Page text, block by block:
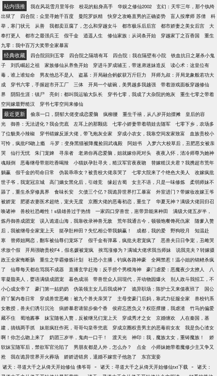
人。红绳糯米今犹在，不见当年林道人！万界祖师九
叔又添新弟子——林洛！—iii—
站内强推 我在风花雪月里等你 校花的贴身高手 华娱之修仙2002
玄幻：天牢三年，那个纨绔
出狱了
四合院：众里寻她千百度 曼陀罗妖精 快穿之攻略直男的正确姿势 盲人按摩师 苏倩
科
举，寒门状元
从善 我都卖豆腐了，怎么和穿越女斗 都市极乐后后宫 都市娇妻之美女后宫
大
奉打更人
都市之最强兵王 假千金 逍遥人生 修仙家族：从词条开始 穿越家丁之百香国
重生
九零：我中百万大奖带全家暴富
经典收藏 四合院回到五零 四合院之隔墙有耳 四合院：我在隔壁有小院
铁血抗日之屠杀小鬼
子
刘氏崛起之祖 家族修仙从养鱼开始 穿进斗罗成辅王，带迷弟迷妹造反
读心术：这皇位有
毒，谁上谁短命
男友他总不是人 盗墓：开局融合蚂蚁获万斤巨力
拜师九叔：开局龙象般若功大
成
穿书六零，手握超市开工厂 三体 开局一个破碗，美男越多我越强
带着游戏面板穿越修仙
界
阴阳生涯：镇尸 亮剑：都叫我运输大队长 穿书七零，我成了大杂院的炮灰
重生七零之带着
空间嫁最野糙汉
穿书七零空间来修仙
最近更新 偷亲一口，阴郁大佬变成恋爱脑 疯柳腰 重生千禧，从八岁开始摆摊
皇后的容
光
御兽：无法进化？我会兜底 左耳上的那颗痣 七零小娇妻带着萌娃去随军
七零下乡，农场多
了位貌美小辣椒
穿书错嫁反派大佬，带飞炮灰全家 穿成小农女，我靠空间发家致富
血族贵校小
可怜，疯批F5吻上瘾
斗罗：变身黑猫被降魔捡回武魂殿 阿姐书
入梦六大校草后，丑肥恶女被亲
哭
仙行无忧 朱门宠婢 寻亲者 老弟你再恋爱脑，姐就嫁你死对头
夜夜入怀，清冷师尊为她神
魂颠倒
恶毒继母带崽吃香喝辣 小猫妖孕肚寻夫，糙汉军官夜夜吻
替嫁糙汉夫君？我携超市荒年
躺赢
假千金的苟命日常 伪装乖乖女？被贵校大佬亲哭了 七零大院来了个绝色大美人
改嫁疯批
世子爷，我宠冠京城
高门嫡女黑化后，引雄竞 缘起古蜀 女主不语，只是一味修炼
柔弱师妹不
舔了，重生杀穿修真界
食味长安 欠债三个亿？我诡异世界打工暴富
外室进门？带嫁妆改嫁王爷
被娇宠
肥婆农妻医术超绝，宠夫无度 京圈大佬的恶毒初恋，重生了
华夏无神？满级大佬回归召
唤诸神
兽校社恐雌性！s级雄兽过于热情 一家四口穿兽世，崽带异能来种田
满级大佬五岁半，
炼丹御兽成团宠
误入诡道山海，我靠收录神兽无敌 荒年我通古今，顿顿饱餐馋死仇家
随爹入赘
后，我被继母全家宠上天
挺孕肚种田？失忆相公带我躺赢！ 成都，我的爱 野狗咬月
知温赴
寒
替师姐网恋，翻车被仙尊们宠坏了 假千金有弹幕，疯批夫君宠疯了
恶兽夫日日争宠，丑雌哭
求放个假
开局强吻贵校F4，假名媛被宠疯 挨骂涨修为？满城大佬求我当师妹
说我克夫？转嫁摄
政王全家悔断肠
重生之学霸修炼计划 社恐小主播，钓疯各路神豪
全网禁惹！温小姐的锦鲤杀疯
了
仙尊每天都在骂我不成器 直播玄学赶海：反手捞个男模海神 豪门虐爱：恶魔夜少太撩人
八
零凝脂美人，婴语满级成团宠
暮色成溺 带兽世众人回现代，开动物园爆火
别人政斗我招工，不
小心成女帝了
豪门第一姑奶奶 伪装领主女儿后我成神了 诡异职场：陈护士又来值夜班了
国公
府丫鬟内卷日常
穿成兽世恶雌：被九个兽夫亲哭了 主母变豪门后妈，靠武力征服全家
兽校钓系
女教授，兽夫们诱引沉沦
病娇暴君请留步偷个香 侯府忘恩负义？权臣撑腰，我虐渣
竹马的偏爱
藏不住
蜀地酱事 妹宝随爸入赘，反被继兄们宠上天 穿成秀才之女 京婚缠欢
人在秦国，基
建，搞钱两手抓
妹崽疯狂作死，哥哥勾皇帝兜底 穿成京圈权贵男主的恶毒前女友
我是负心渣女
啊！你怎么吻上来了
奶团三岁半，鬼肉一口干！ 渡天光 神印：我，魔族太女，重铸魔族！
娇
软妹宝随军后，禁欲军官沦陷了
男朋友都是人外，怎么办？ 点金
小师妹她带着魔修少主又争又
抢
我在诡异世界开火葬场 娇娇进错房，退婚不嫁世子他急了
东宫宠妾
诸天：寻道大千之从倚天开始修仙 佛爷哥 - 诸天：寻道大千之从倚天开始修仙txt下载 - 诸天：